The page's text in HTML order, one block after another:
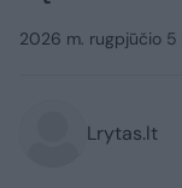
2026 m. rugpjūčio 5
Lrytas.lt